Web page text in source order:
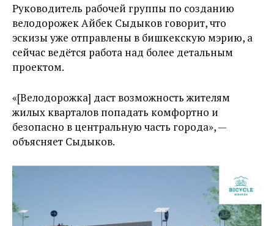
Руководитель рабочей группы по созданию
велодорожек Айбек Сыдыков говорит, что
эскизы уже отправлены в бишкекскую мэрию, а
сейчас ведётся работа над более детальным
проектом.
«[Велодорожка] даст возможность жителям
жилых кварталов попадать комфортно и
безопасно в центральную часть города», —
объясняет Сыдыков.